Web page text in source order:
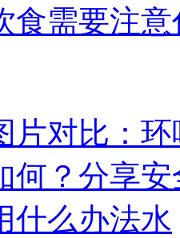
食需要注意
片对比：
何？分享
什么办法水